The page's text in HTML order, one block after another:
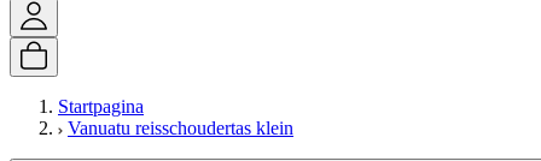
Startpagina
Vanuatu reisschoudertas klein